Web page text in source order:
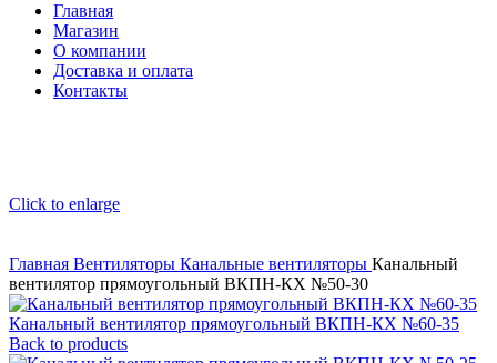
Главная
Магазин
О компании
Доставка и оплата
Контакты
Click to enlarge
Главная Вентиляторы Канальные вентиляторы Канальный
вентилятор прямоугольный ВКПН-КХ №50-30
Канальный вентилятор прямоугольный ВКПН-КХ №60-35
Back to products